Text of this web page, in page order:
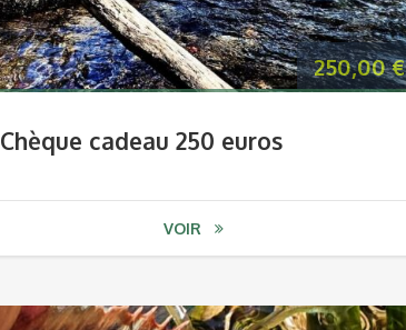
250,00€
Chèque cadeau 250 euros
VOIR